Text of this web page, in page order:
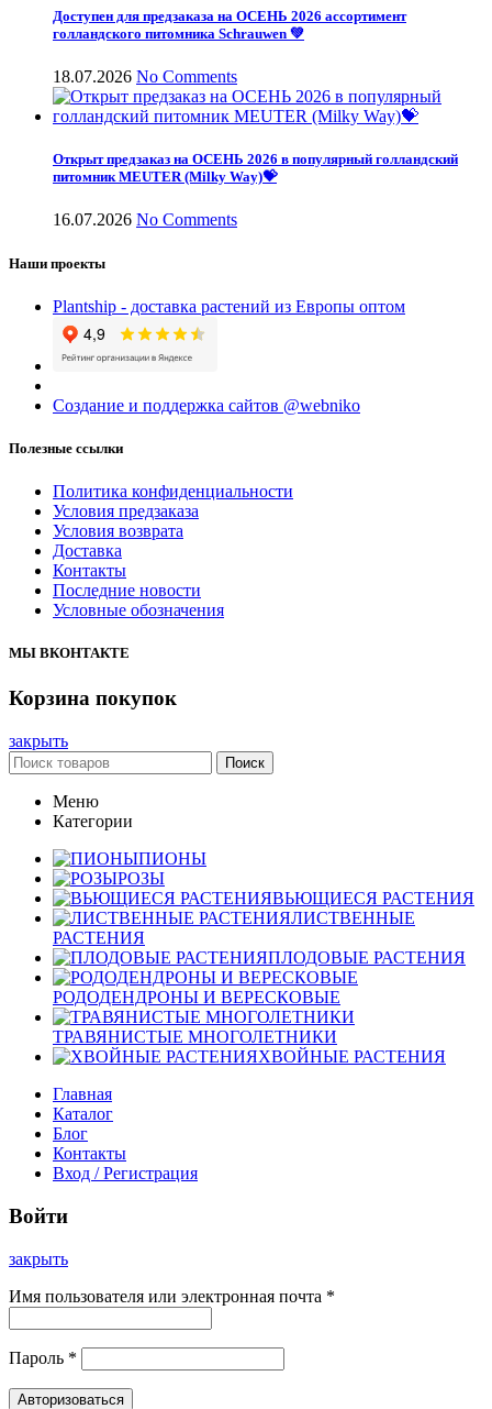
Доступен для предзаказа на ОСЕНЬ 2026 ассортимент
голландского питомника Schrauwen 💚
18.07.2026 No Comments
Открыт предзаказ на ОСЕНЬ 2026 в популярный голландский
питомник MEUTER (Milky Way)💝
16.07.2026 No Comments
Наши проекты
Plantship - доставка растений из Европы оптом
Создание и поддержка сайтов @webniko
Полезные ссылки
Политика конфиденциальности
Условия предзаказа
Условия возврата
Доставка
Контакты
Последние новости
Условные обозначения
МЫ ВКОНТАКТЕ
Корзина покупок
закрыть
Поиск
Меню
Категории
ПИОНЫ
РОЗЫ
ВЬЮЩИЕСЯ РАСТЕНИЯ
ЛИСТВЕННЫЕ
РАСТЕНИЯ
ПЛОДОВЫЕ РАСТЕНИЯ
РОДОДЕНДРОНЫ И ВЕРЕСКОВЫЕ
ТРАВЯНИСТЫЕ МНОГОЛЕТНИКИ
ХВОЙНЫЕ РАСТЕНИЯ
Главная
Каталог
Блог
Контакты
Вход / Регистрация
Войти
закрыть
Имя пользователя или электронная почта *
Пароль *
Авторизоваться